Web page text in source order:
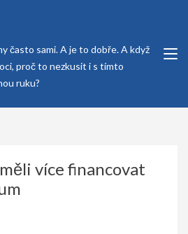
často sami. A je to dobře. A když
proč to nezkusit i s tímto
ruku?
více financovat